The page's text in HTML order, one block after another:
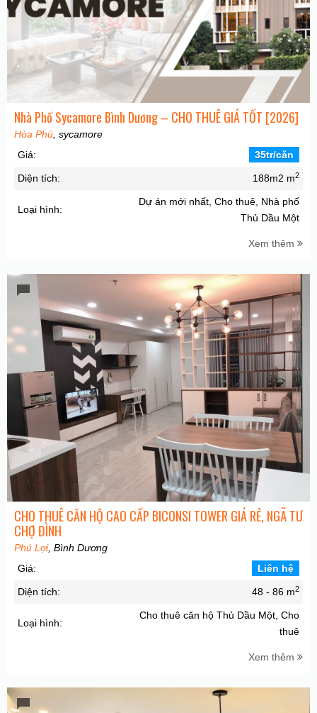
Nhà Phố Sycamore Bình Dương – CHO THUÊ GIÁ TỐT [2026]
Hòa Phú , sycamore
Giá:
35tr/căn
Diện tích: 188m2 m2
Loại hình:
Dự án mới nhất, Cho thuê, Nhà phố
Thủ Dầu Một
Xem thêm
CHO THUÊ CĂN HỘ CAO CẤP BICONSI TOWER GIÁ RẺ, NGÃ TƯ
CHỢ ĐÌNH
Phú Lợi, Bình Dương
Giá:
Liên hệ
Diện tích: 48 - 86 m2
Loại hình:
Cho thuê căn hộ Thủ Dầu Một, Cho
thuê
Xem thêm